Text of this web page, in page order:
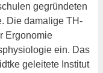
gegründeten
Die damalige TH-
Ergonomie
ein. Das
geleitete Institut